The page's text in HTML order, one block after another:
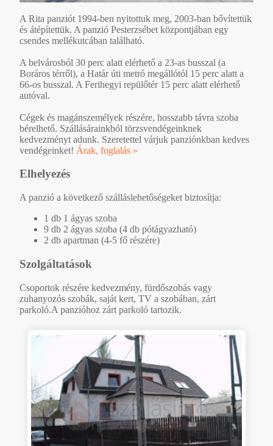
A Rita panziót 1994-ben nyitottuk meg, 2003-ban bővítettük
és átépítettük. A panzió Pesterzsébet központjában egy
csendes mellékutcában található.
A belvárosból 30 perc alatt elérhető a 23-as busszal (a
Boráros térről), a Határ úti metró megállótól 15 perc alatt a
66-os busszal. A Ferihegyi repülőtér 15 perc alatt elérhető
autóval.
Cégek és magánszemélyek részére, hosszabb távra szoba
bérelhető. Szállásárainkból törzsvendégeinknek
kedvezményt adunk. Szeretettel várjuk panziónkban kedves
vendégeinket! Árak, foglalás »
Elhelyezés
A panzió a következő szálláslehetőségeket biztosítja:
1 db 1 ágyas szoba
9 db 2 ágyas szoba (4 db pótágyazható)
2 db apartman (4-5 fő részére)
Szolgáltatások
Csoportok részére kedvezmény, fürdőszobás vagy
zuhanyozós szobák, saját kert, TV a szobában, zárt
parkoló.A panzióhoz zárt parkoló tartozik.